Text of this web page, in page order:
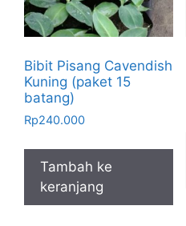
Bibit Pisang Cavendish
Kuning (paket 15
batang)
Rp240.000
Tambah ke
keranjang